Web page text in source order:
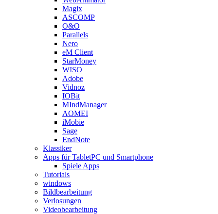
Magix
ASCOMP
O&O
Parallels
Nero
eM Client
StarMoney
WISO
Adobe
Vidnoz
IOBit
MIndManager
AOMEI
iMobie
Sage
EndNote
Klassiker
Apps für TabletPC und Smartphone
Spiele Apps
Tutorials
windows
Bildbearbeitung
Verlosungen
Videobearbeitung